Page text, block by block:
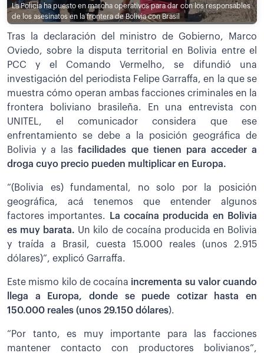
La Policía ha puesto en marcha operativos para dar con los responsables
de los asesinatos en la frontera de Bolivia con Brasil
Tras la declaración del ministro de Gobierno, Marco
Oviedo, sobre la disputa territorial en Bolivia entre el
PCC y el Comando Vermelho, se difundió una
investigación del periodista Felipe Garraffa, en la que se
muestra cómo operan ambas facciones criminales en la
frontera boliviano brasileña. En una entrevista con
UNITEL, el comunicador considera que ese
enfrentamiento se debe a la posición geográfica de
Bolivia y a las facilidades que tienen para acceder a
droga cuyo precio pueden multiplicar en Europa.
“(Bolivia es) fundamental, no solo por la posición
geográfica, acá tenemos que entender algunos
factores importantes.
La cocaína producida en Bolivia
es muy barata. Un kilo de cocaína producida en Bolivia
y traída a Brasil, cuesta 15.000 reales (unos 2.915
dólares)”, explicó Garraffa.
Este mismo kilo de cocaína incrementa su valor cuando
llega a Europa, donde se puede cotizar hasta en
150.000 reales (unos 29.150 dólares).
“Por tanto, es muy importante para las facciones
mantener contacto con productores bolivianos”,